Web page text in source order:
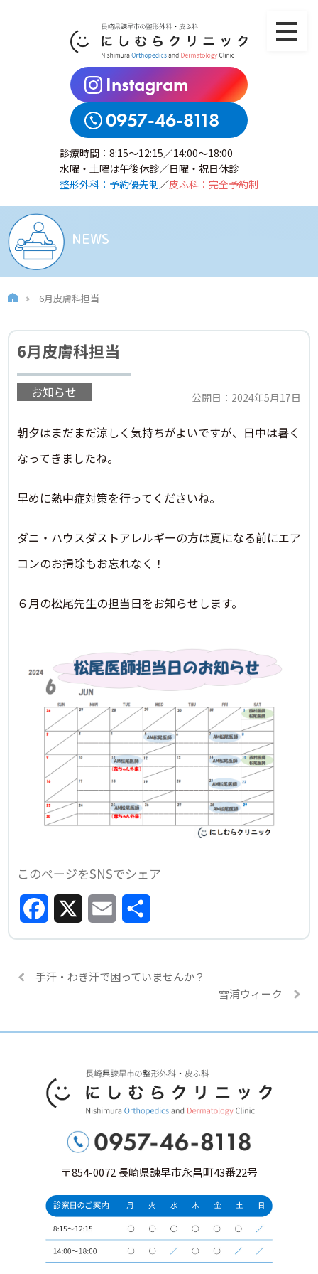
Instagram
0957-46-8118
診療時間：8:15～12:15／14:00～18:00
水曜・土曜は午後休診／日曜・祝日休診
整形外科：予約優先制／皮ふ科：完全予約制
NEWS
6月皮膚科担当
6月皮膚科担当
お知らせ 公開日：2024年5月17日
朝夕はまだまだ涼しく気持ちがよいですが、日中は暑く
なってきましたね。
早めに熱中症対策を行ってくださいね。
ダニ・ハウスダストアレルギーの方は夏になる前にエア
コンのお掃除もお忘れなく！
６月の松尾先生の担当日をお知らせします。
このページをSNSでシェア
Facebook
X Email 共
有
手汗・わき汗で困っていませんか？
雪浦ウィーク
〒854-0072 長崎県諫早市永昌町43番22号